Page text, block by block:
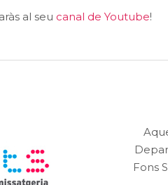
al seu canal de Youtube!
Fons